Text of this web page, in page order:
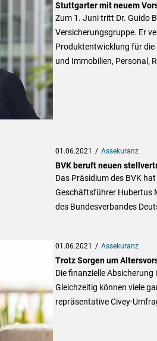
Stuttgarter mit neuem
Zum 1. Juni tritt Dr. Guido
Versicherungsgruppe. Er
Produktentwicklung für
und Immobilien, Personal,
01.06.2021 Assekuranz
BVK beruft neuen
Das Präsidium des BVK
Geschäftsführer Hubertus
des Bundesverbandes
01.06.2021 Assekuranz
Trotz Sorgen um
Die finanzielle
Gleichzeitig können viele
repräsentative Civey-